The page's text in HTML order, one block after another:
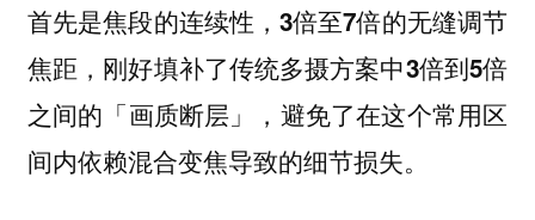
首先是焦段的连续性，3倍至7倍的无缝调节
焦距，刚好填补了传统多摄方案中3倍到5倍
之间的「画质断层」，避免了在这个常用区
间内依赖混合变焦导致的细节损失。